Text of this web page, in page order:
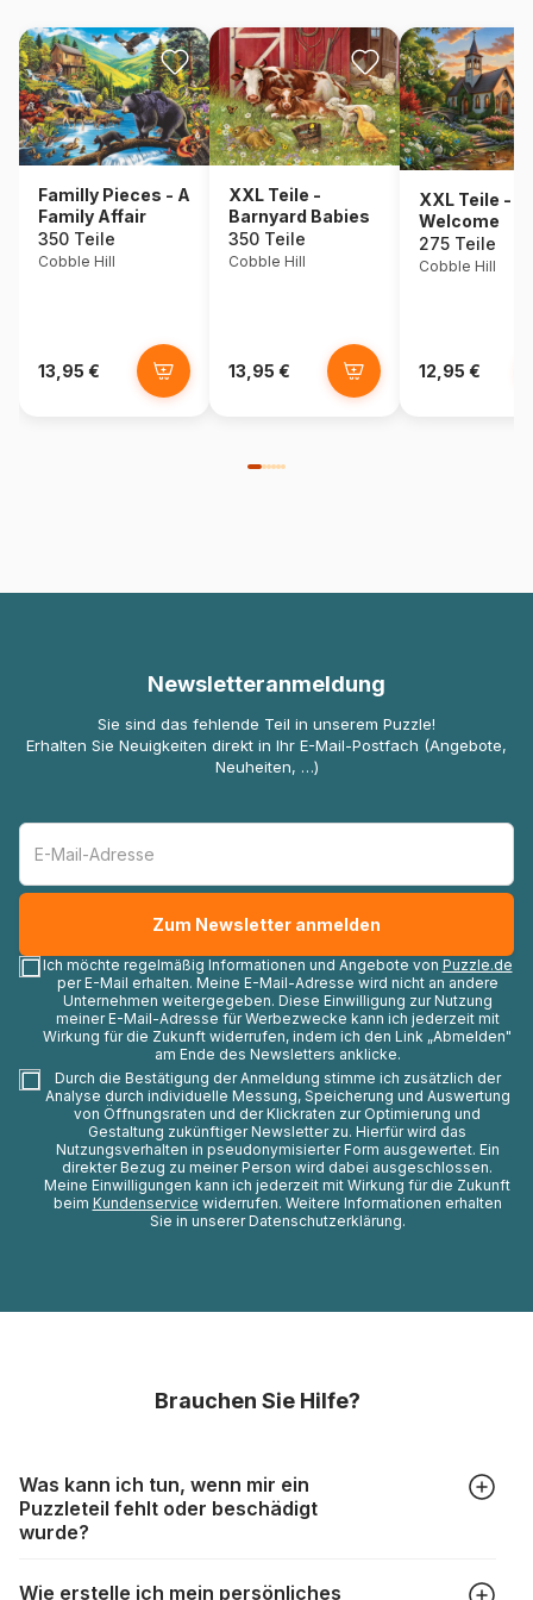
Familly Pieces - A
Family Affair
350 Teile
Cobble Hill
13,95 €
XXL Teile -
Barnyard Babies
350 Teile
Cobble Hill
13,95 €
XXL Teile -
Welcome
275 Teile
Cobble Hill
12,95 €
Newsletteranmeldung
Sie sind das fehlende Teil in unserem Puzzle!
Erhalten Sie Neuigkeiten direkt in Ihr E-Mail-Postfach (Angebote,
Neuheiten, …)
Ich möchte regelmäßig Informationen und Angebote von Puzzle.de
per E-Mail erhalten. Meine E-Mail-Adresse wird nicht an andere
Unternehmen weitergegeben. Diese Einwilligung zur Nutzung
meiner E-Mail-Adresse für Werbezwecke kann ich jederzeit mit
Wirkung für die Zukunft widerrufen, indem ich den Link „Abmelden"
am Ende des Newsletters anklicke.
Durch die Bestätigung der Anmeldung stimme ich zusätzlich der
Analyse durch individuelle Messung, Speicherung und Auswertung
von Öffnungsraten und der Klickraten zur Optimierung und
Gestaltung zukünftiger Newsletter zu. Hierfür wird das
Nutzungsverhalten in pseudonymisierter Form ausgewertet. Ein
direkter Bezug zu meiner Person wird dabei ausgeschlossen.
Meine Einwilligungen kann ich jederzeit mit Wirkung für die Zukunft
beim Kundenservice widerrufen. Weitere Informationen erhalten
Sie in unserer Datenschutzerklärung.
Brauchen Sie Hilfe?
Was kann ich tun, wenn mir ein
Puzzleteil fehlt oder beschädigt
wurde?
Wie erstelle ich mein persönliches